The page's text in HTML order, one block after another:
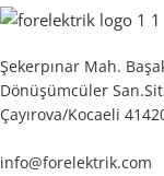
Şekerpınar Mah.
Dönüşümcüler
Çayırova/Kocaeli
info@forelektrik.com